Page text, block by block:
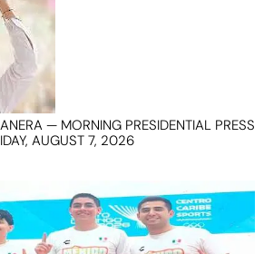
— MORNING PRESIDENTIAL PRESS
AUGUST 7, 2026